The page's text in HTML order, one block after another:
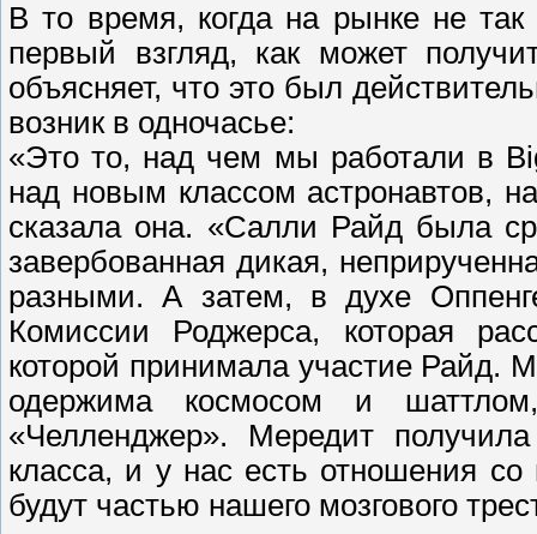
В то время, когда на рынке не так
первый взгляд, как может
объясняет, что это был
возник в одночасье:
«Это то, над чем мы работали в
над новым классом астронавтов,
сказала она. «Салли Райд была
завербованная дикая,
разными. А затем, в духе
Комиссии Роджерса, которая
которой принимала участие Райд.
одержима космосом и
«Челленджер». Мередит
класса, и у нас есть отношения
будут частью нашего мозгового